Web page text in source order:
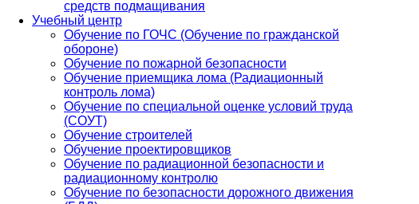
средств подмащивания
Учебный центр
Обучение по ГОЧС (Обучение по гражданской
обороне)
Обучение по пожарной безопасности
Обучение приемщика лома (Радиационный
контроль лома)
Обучение по специальной оценке условий труда
(СОУТ)
Обучение строителей
Обучение проектировщиков
Обучение по радиационной безопасности и
радиационному контролю
Обучение по безопасности дорожного движения